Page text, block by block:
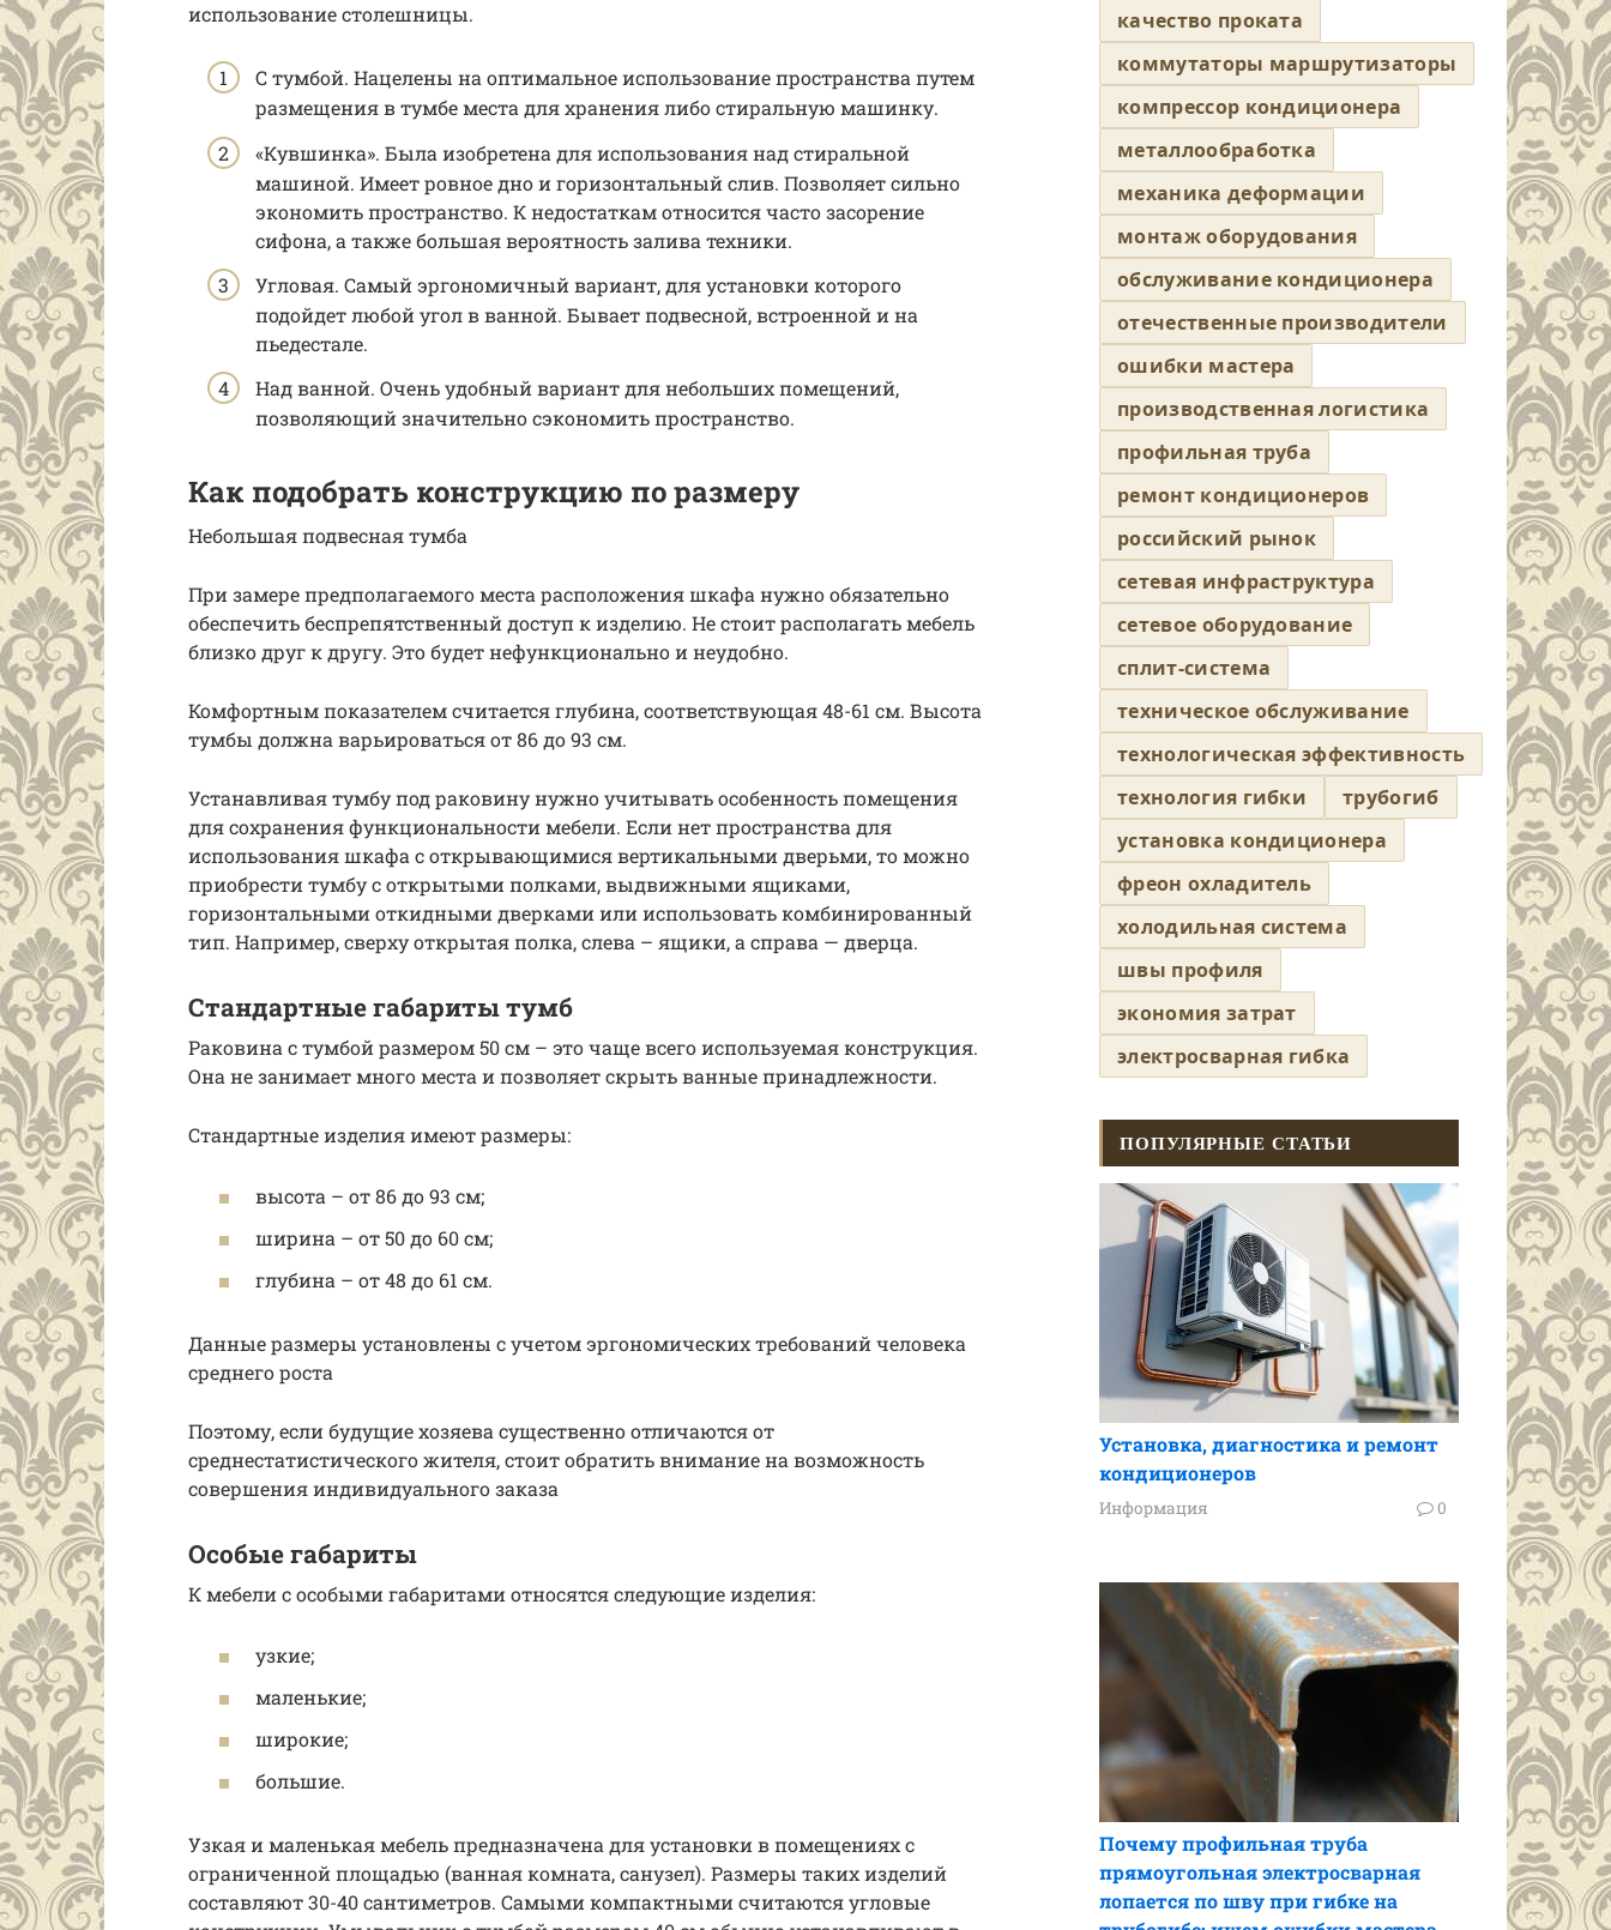
использование столешницы.
С тумбой. Нацелены на оптимальное использование пространства путем
размещения в тумбе места для хранения либо стиральную машинку.
«Кувшинка». Была изобретена для использования над стиральной
машиной. Имеет ровное дно и горизонтальный слив. Позволяет сильно
экономить пространство. К недостаткам относится часто засорение
сифона, а также большая вероятность залива техники.
Угловая. Самый эргономичный вариант, для установки которого
подойдет любой угол в ванной. Бывает подвесной, встроенной и на
пьедестале.
Над ванной. Очень удобный вариант для небольших помещений,
позволяющий значительно сэкономить пространство.
Как подобрать конструкцию по размеру
Небольшая подвесная тумба
При замере предполагаемого места расположения шкафа нужно обязательно
обеспечить беспрепятственный доступ к изделию. Не стоит располагать мебель
близко друг к другу. Это будет нефункционально и неудобно.
Комфортным показателем считается глубина, соответствующая 48-61 см. Высота
тумбы должна варьироваться от 86 до 93 см.
Устанавливая тумбу под раковину нужно учитывать особенность помещения
для сохранения функциональности мебели. Если нет пространства для
использования шкафа с открывающимися вертикальными дверьми, то можно
приобрести тумбу с открытыми полками, выдвижными ящиками,
горизонтальными откидными дверками или использовать комбинированный
тип. Например, сверху открытая полка, слева – ящики, а справа — дверца.
Стандартные габариты тумб
Раковина с тумбой размером 50 см – это чаще всего используемая конструкция.
Она не занимает много места и позволяет скрыть ванные принадлежности.
Стандартные изделия имеют размеры:
высота – от 86 до 93 см;
ширина – от 50 до 60 см;
глубина – от 48 до 61 см.
Данные размеры установлены с учетом эргономических требований человека
среднего роста
Поэтому, если будущие хозяева существенно отличаются от
среднестатистического жителя, стоит обратить внимание на возможность
совершения индивидуального заказа
Особые габариты
К мебели с особыми габаритами относятся следующие изделия:
узкие;
маленькие;
широкие;
большие.
Узкая и маленькая мебель предназначена для установки в помещениях с
ограниченной площадью (ванная комната, санузел). Размеры таких изделий
составляют 30-40 сантиметров. Самыми компактными считаются угловые
качество проката
коммутаторы маршрутизаторы
компрессор кондиционера
металлообработка
механика деформации
монтаж оборудования
обслуживание кондиционера
отечественные производители
ошибки мастера
производственная логистика
профильная труба
ремонт кондиционеров
российский рынок
сетевая инфраструктура
сетевое оборудование
сплит-система
техническое обслуживание
технологическая эффективность
технология гибки
трубогиб
установка кондиционера
фреон охладитель
холодильная система
швы профиля
экономия затрат
электросварная гибка
ПОПУЛЯРНЫЕ СТАТЬИ
Установка, диагностика и ремонт
кондиционеров
Информация 0
Почему профильная труба
прямоугольная электросварная
лопается по шву при гибке на